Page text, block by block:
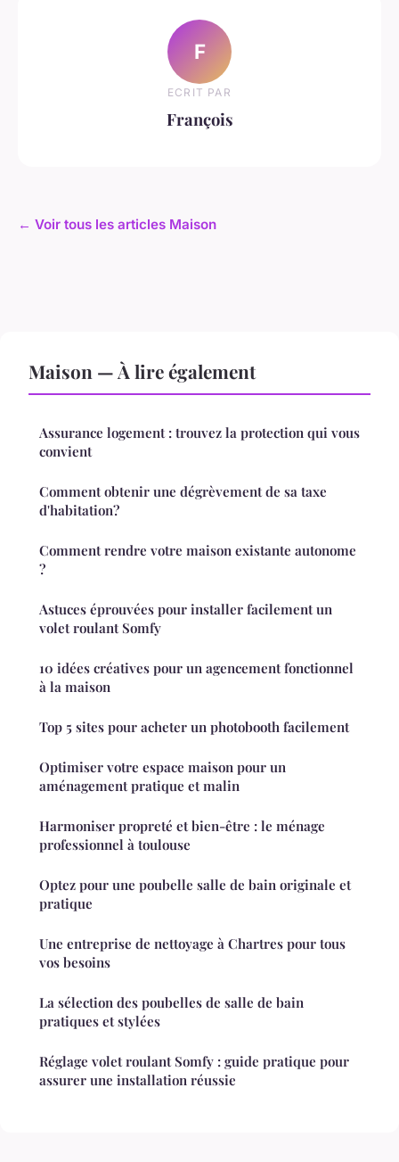
F
ECRIT PAR
François
← Voir tous les articles Maison
Maison — À lire également
Assurance logement : trouvez la protection qui vous
convient
Comment obtenir une dégrèvement de sa taxe
d'habitation?
Comment rendre votre maison existante autonome
?
Astuces éprouvées pour installer facilement un
volet roulant Somfy
10 idées créatives pour un agencement fonctionnel
à la maison
Top 5 sites pour acheter un photobooth facilement
Optimiser votre espace maison pour un
aménagement pratique et malin
Harmoniser propreté et bien-être : le ménage
professionnel à toulouse
Optez pour une poubelle salle de bain originale et
pratique
Une entreprise de nettoyage à Chartres pour tous
vos besoins
La sélection des poubelles de salle de bain
pratiques et stylées
Réglage volet roulant Somfy : guide pratique pour
assurer une installation réussie